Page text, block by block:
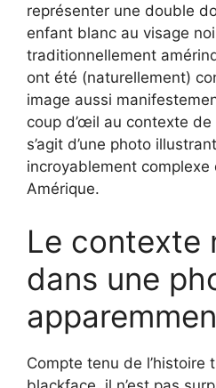
représenter une double
enfant blanc au visage
traditionnellement
ont été (naturellement)
image aussi
coup d’œil au contexte de
s’agit d’une photo
incroyablement complexe
Amérique.
Le contexte
dans une
Compte tenu de l’histoire